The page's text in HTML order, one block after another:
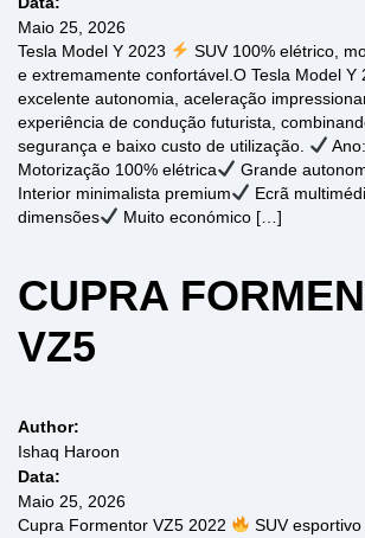
Maio 25, 2026
Tesla Model Y 2023
SUV 100% elétrico,
e extremamente confortável.O Tesla Model Y
excelente autonomia, aceleração
experiência de condução futurista,
segurança e baixo custo de utilização.
Motorização 100% elétrica
Grande
Interior minimalista premium
Ecrã
dimensões
Muito económico […]
CUPRA
VZ5
Author:
Ishaq Haroon
Data:
Maio 25, 2026
Cupra Formentor VZ5 2022
SUV